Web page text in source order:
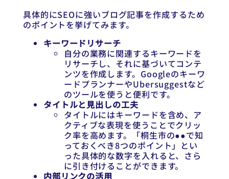
具体的にSEOに強いブログ記事を作成するため
のポイントを挙げてみます。
キーワードリサーチ
自分の業務に関連するキーワードを
リサーチし、それに基づいてコンテ
ンツを作成します。Googleのキーワ
ードプランナーやUbersuggestなど
のツールを使うと便利です。
タイトルと見出しの工夫
タイトルにはキーワードを含め、ア
クティブな表現を使うことでクリッ
ク率を高めます。「桐生市の●●で知
っておくべき8つのポイント」とい
った具体的な数字を入れると、さら
に引き付けることができます。
内部リンクの活用